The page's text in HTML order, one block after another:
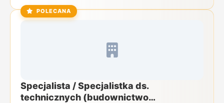
POLECANA
Specjalista / Specjalistka ds.
technicznych (budownictwo